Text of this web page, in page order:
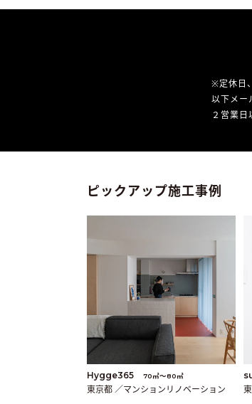
※定休日
以下メー
２営業
ピックアップ施工事例
Hygge365 70㎡〜80㎡
東京都 ／マンションリノベーション